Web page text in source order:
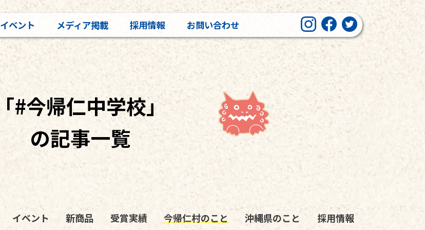
イベント メディア掲載 採用情報 お問い合わせ
「#今帰仁中学校」
の記事一覧
イベント 新商品 受賞実績 今帰仁村のこと 沖縄県のこと 採用情報